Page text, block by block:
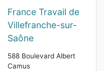
France Travail de
Villefranche-sur-
Saône
588 Boulevard Albert
Camus